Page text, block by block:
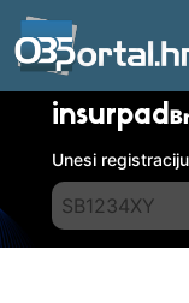
insurpad
Unesi